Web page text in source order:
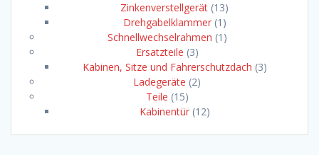
Zinkenverstellgerät (13)
Drehgabelklammer (1)
Schnellwechselrahmen (1)
Ersatzteile (3)
Kabinen, Sitze und Fahrerschutzdach (3)
Ladegeräte (2)
Teile (15)
Kabinentür (12)